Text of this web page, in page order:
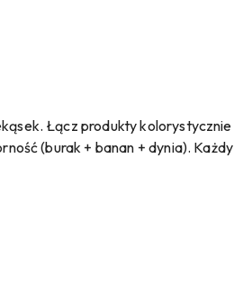
Łącz produkty kolorystycznie
(burak + banan + dynia). Każdy